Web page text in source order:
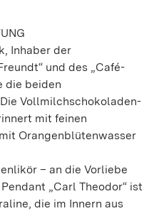
Inhaber der
und des „Café-
die beiden
Vollmilchschokoladen-
mit feinen
Orangenblütenwasser
– an die Vorliebe
„Carl Theodor“ ist
die im Innern aus